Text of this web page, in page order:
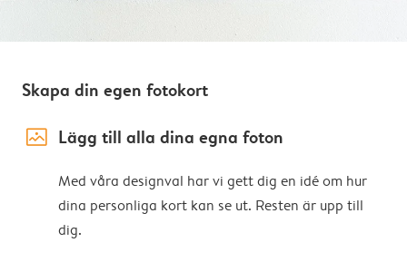
Skapa din egen fotokort
image_placeholder Lägg till alla dina egna foton
Med våra designval har vi gett dig en idé om hur
dina personliga kort kan se ut. Resten är upp till
dig.